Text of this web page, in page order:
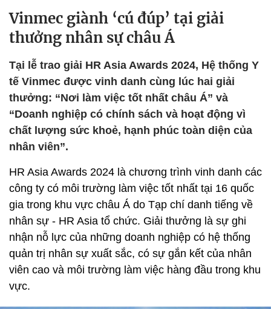
Vinmec giành ‘cú đúp’ tại giải
thưởng nhân sự châu Á
Tại lễ trao giải HR Asia Awards 2024, Hệ thống Y
tế Vinmec được vinh danh cùng lúc hai giải
thưởng: “Nơi làm việc tốt nhất châu Á” và
“Doanh nghiệp có chính sách và hoạt động vì
chất lượng sức khoẻ, hạnh phúc toàn diện của
nhân viên”.
HR Asia Awards 2024 là chương trình vinh danh các
công ty có môi trường làm việc tốt nhất tại 16 quốc
gia trong khu vực châu Á do Tạp chí danh tiếng về
nhân sự - HR Asia tổ chức. Giải thưởng là sự ghi
nhận nỗ lực của những doanh nghiệp có hệ thống
quản trị nhân sự xuất sắc, có sự gắn kết của nhân
viên cao và môi trường làm việc hàng đầu trong khu
vực.